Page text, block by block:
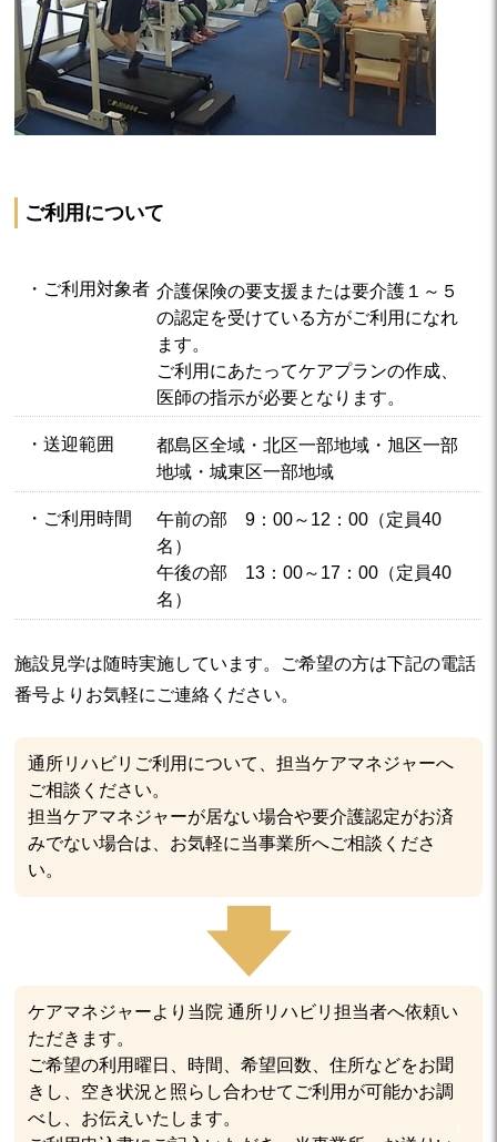
ご利用について
・ご利用対象者 介護保険の要支援または要介護１～５
の認定を受けている方がご利用になれ
ます。
ご利用にあたってケアプランの作成、
医師の指示が必要となります。
・送迎範囲
都島区全域・北区一部地域・旭区一部
地域・城東区一部地域
・ご利用時間
午前の部 9：00～12：00（定員40
名）
午後の部 13：00～17：00（定員40
名）
施設見学は随時実施しています。ご希望の方は下記の電話
番号よりお気軽にご連絡ください。
通所リハビリご利用について、担当ケアマネジャーへ
ご相談ください。
担当ケアマネジャーが居ない場合や要介護認定がお済
みでない場合は、お気軽に当事業所へご相談くださ
い。
ケアマネジャーより当院 通所リハビリ担当者へ依頼い
ただきます。
ご希望の利用曜日、時間、希望回数、住所などをお聞
きし、空き状況と照らし合わせてご利用が可能かお調
べし、お伝えいたします。